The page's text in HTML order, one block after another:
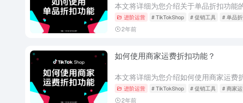
进阶运营 # TikTokShop # 促销工具 # 单品
2年前
如何使用商家运费折扣功能？
进阶运营 # TikTokShop # 促销工具 # 商家
2年前